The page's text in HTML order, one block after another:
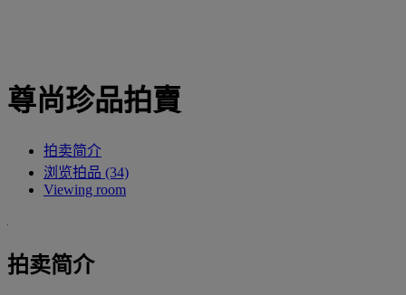
尊尚珍品拍賣
拍卖简介
浏览拍品 (34)
Viewing room
拍卖简介